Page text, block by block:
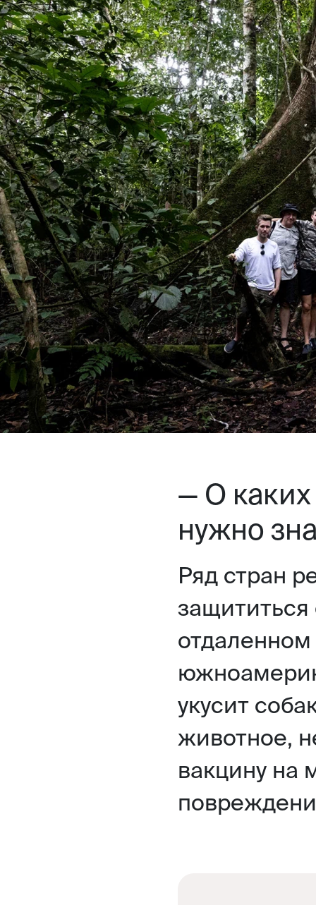
— О
нужно
Ряд стран
защититься
укусит
животное,
вакцину на